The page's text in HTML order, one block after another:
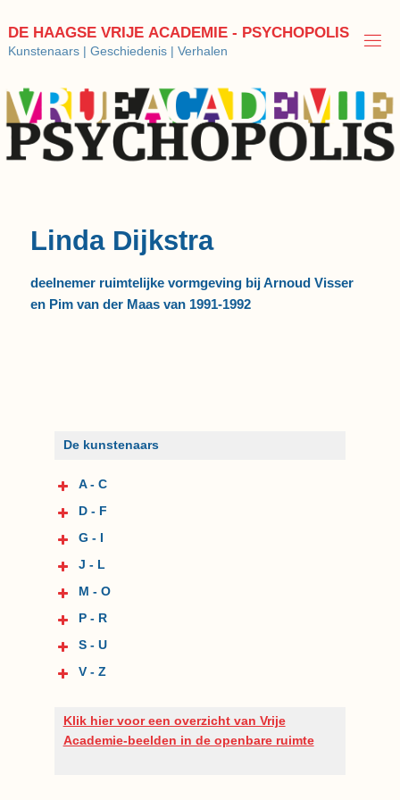
naar
de
DE HAAGSE VRIJE ACADEMIE - PSYCHOPOLIS
Kunstenaars | Geschiedenis | Verhalen
Linda Dijkstra
deelnemer ruimtelijke vormgeving bij Arnoud Visser
en Pim van der Maas van 1991-1992
De kunstenaars
A - C
D - F
G - I
J - L
M - O
P - R
S - U
V - Z
Klik hier voor een overzicht van Vrije
Academie-beelden in de openbare ruimte